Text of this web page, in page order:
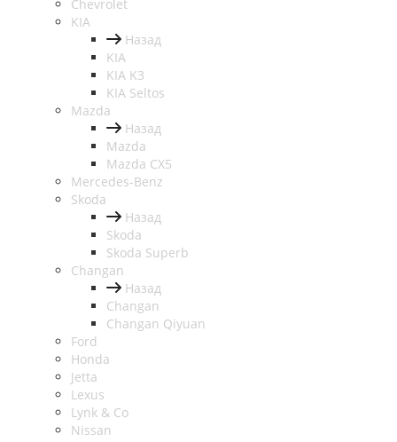
Chevrolet
KIA
Назад
KIA
KIA K3
KIA Seltos
Mazda
Назад
Mazda
Mazda CX5
Mercedes-Benz
Skoda
Назад
Skoda
Skoda Superb
Changan
Назад
Changan
Changan Qiyuan
Ford
Honda
Jetta
Lexus
Lynk & Co
Nissan